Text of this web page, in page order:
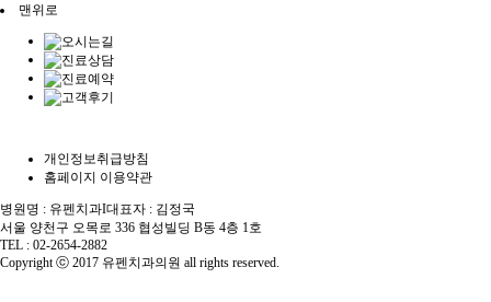
맨위로
개인정보취급방침
홈페이지 이용약관
병원명 : 유펜치과I대표자 : 김정국
서울 양천구 오목로 336 협성빌딩 B동 4층 1호
TEL : 02-2654-2882
Copyright ⓒ 2017 유펜치과의원 all rights reserved.